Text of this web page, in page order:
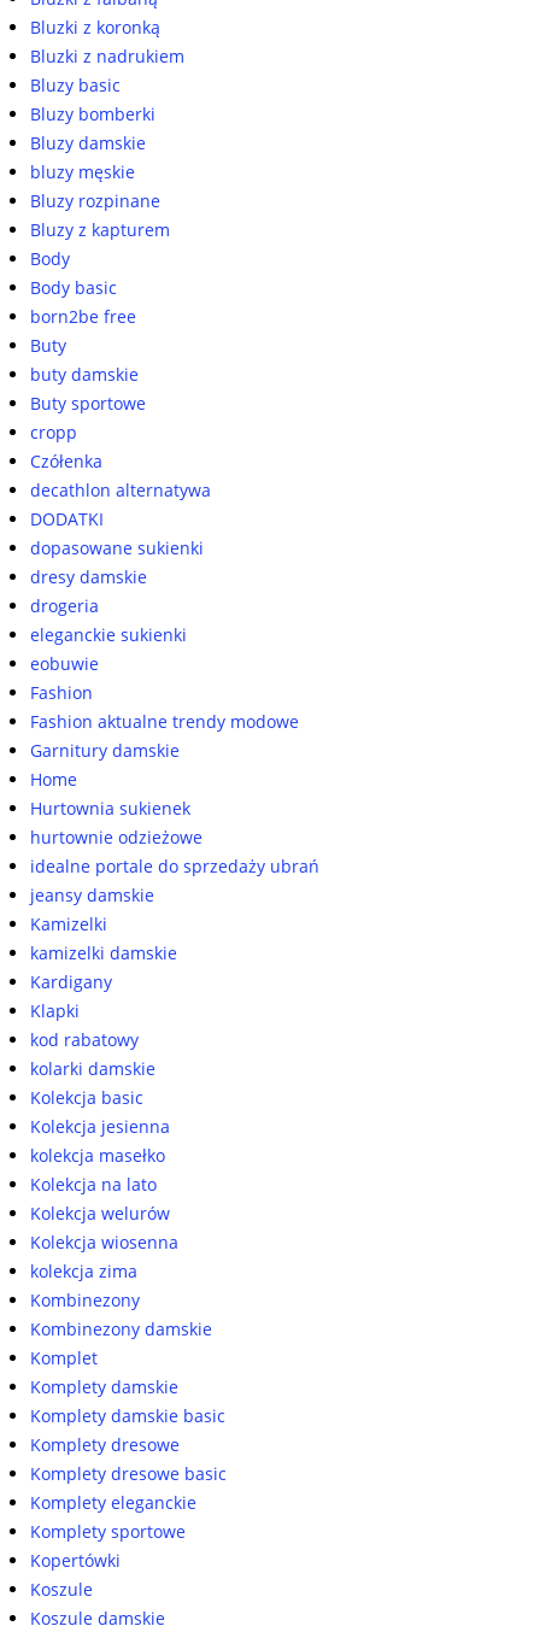
Bluzki z koronką
Bluzki z nadrukiem
Bluzy basic
Bluzy bomberki
Bluzy damskie
bluzy męskie
Bluzy rozpinane
Bluzy z kapturem
Body
Body basic
born2be free
Buty
buty damskie
Buty sportowe
cropp
Czółenka
decathlon alternatywa
DODATKI
dopasowane sukienki
dresy damskie
drogeria
eleganckie sukienki
eobuwie
Fashion
Fashion aktualne trendy modowe
Garnitury damskie
Home
Hurtownia sukienek
hurtownie odzieżowe
idealne portale do sprzedaży ubrań
jeansy damskie
Kamizelki
kamizelki damskie
Kardigany
Klapki
kod rabatowy
kolarki damskie
Kolekcja basic
Kolekcja jesienna
kolekcja masełko
Kolekcja na lato
Kolekcja welurów
Kolekcja wiosenna
kolekcja zima
Kombinezony
Kombinezony damskie
Komplet
Komplety damskie
Komplety damskie basic
Komplety dresowe
Komplety dresowe basic
Komplety eleganckie
Komplety sportowe
Kopertówki
Koszule
Koszule damskie